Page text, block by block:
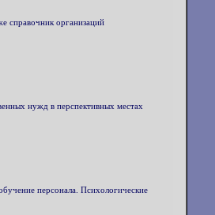
справочник организаций
нужд в перспективных местах
персонала. Психологические